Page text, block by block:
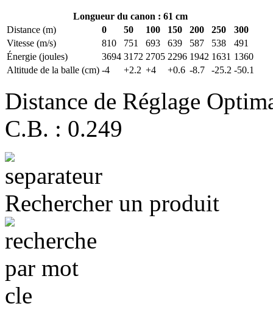
Longueur du canon : 61 cm
Distance (m)
0 50 100 150 200 250
300
Vitesse (m/s)
810 751 693 639 587 538
491
Énergie (joules)
3694 3172 2705 2296 1942 1631 1360
Altitude de la balle (cm) -4 +2.2 +4 +0.6 -8.7 -25.2 -50.1
Distance de Réglage
C.B. : 0.249
Rechercher un produit